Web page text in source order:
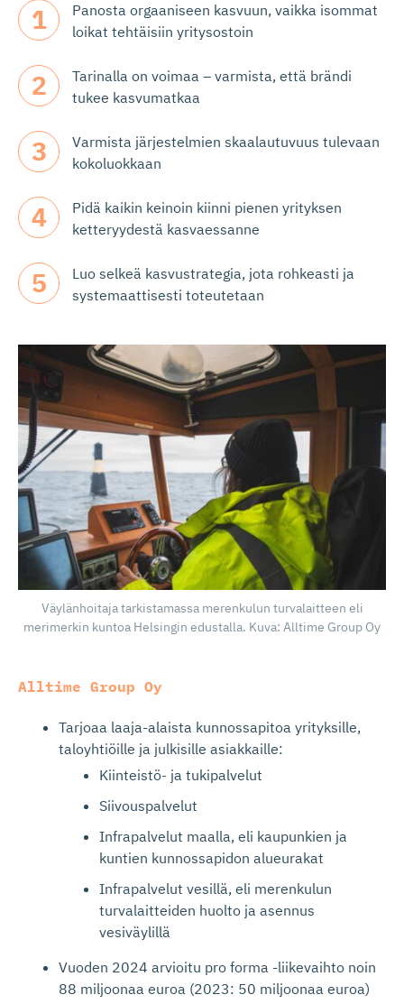
Panosta orgaaniseen kasvuun, vaikka isommat
loikat tehtäisiin yritysostoin
Tarinalla on voimaa – varmista, että brändi
tukee kasvumatkaa
Varmista järjestelmien skaalautuvuus tulevaan
kokoluokkaan
Pidä kaikin keinoin kiinni pienen yrityksen
ketteryydestä kasvaessanne
Luo selkeä kasvustrategia, jota rohkeasti ja
systemaattisesti toteutetaan
Väylänhoitaja tarkistamassa merenkulun turvalaitteen eli
merimerkin kuntoa Helsingin edustalla. Kuva: Alltime Group Oy
Alltime Group Oy
Tarjoaa laaja-alaista kunnossapitoa yrityksille,
taloyhtiöille ja julkisille asiakkaille:
Kiinteistö- ja tukipalvelut
Siivouspalvelut
Infrapalvelut maalla, eli kaupunkien ja
kuntien kunnossapidon alueurakat
Infrapalvelut vesillä, eli merenkulun
turvalaitteiden huolto ja asennus
vesiväylillä
Vuoden 2024 arvioitu pro forma -liikevaihto noin
88 miljoonaa euroa (2023: 50 miljoonaa euroa)